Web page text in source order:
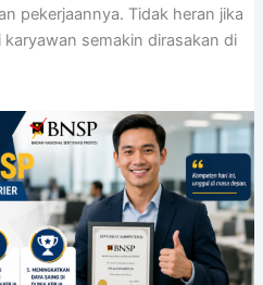
pekerjaannya. Tidak heran jika
semakin dirasakan di